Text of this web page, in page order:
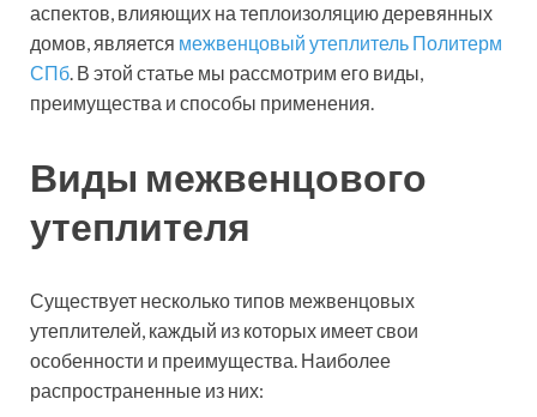
аспектов, влияющих на теплоизоляцию деревянных
домов, является межвенцовый утеплитель Политерм
СПб. В этой статье мы рассмотрим его виды,
преимущества и способы применения.
Виды межвенцового
утеплителя
Существует несколько типов межвенцовых
утеплителей, каждый из которых имеет свои
особенности и преимущества. Наиболее
распространенные из них: